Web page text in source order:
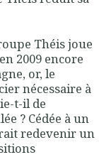
Théis joue
2009 encore
or, le
nécessaire à
t-il de
? Cédée à un
redevenir un